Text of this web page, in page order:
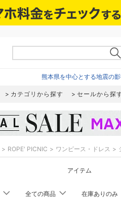
熊本県を中心とする地震の
カテゴリから探す セールから探
ROPE' PICNIC ワンピース・ドレス
アイテム
全ての商品 在庫ありのみ